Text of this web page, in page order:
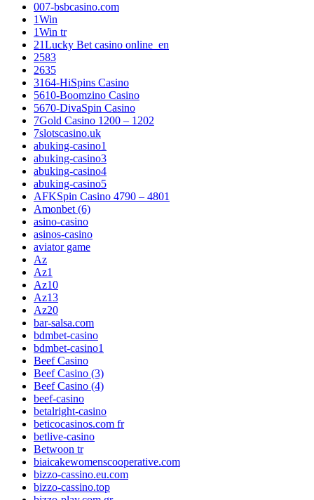
007-bsbcasino.com
1Win
1Win tr
21Lucky Bet casino online_en
2583
2635
3164-HiSpins Casino
5610-Boomzino Casino
5670-DivaSpin Casino
7Gold Casino 1200 – 1202
7slotscasino.uk
abuking-casino1
abuking-casino3
abuking-casino4
abuking-casino5
AFKSpin Casino 4790 – 4801
Amonbet (6)
asino-casino
asinos-casino
aviator game
Az
Az1
Az10
Az13
Az20
bar-salsa.com
bdmbet-casino
bdmbet-casino1
Beef Casino
Beef Casino (3)
Beef Casino (4)
beef-casino
betalright-casino
beticocasinos.com fr
betlive-casino
Betwoon tr
biaicakewomenscooperative.com
bizzo-cassino.eu.com
bizzo-cassino.top